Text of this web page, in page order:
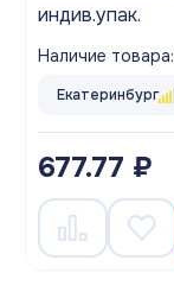
индив.упак.
Наличие товара:
Екатеринбург
677.77 ₽